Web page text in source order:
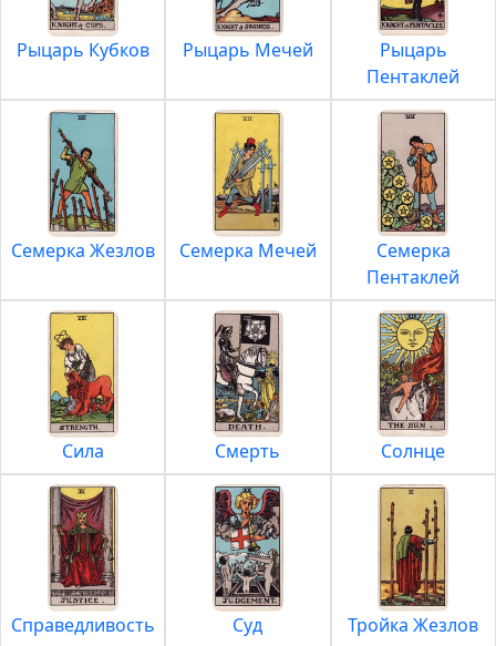
Рыцарь Кубков Рыцарь Мечей
Рыцарь
Пентаклей
Семерка Жезлов Семерка Мечей
Семерка
Пентаклей
Сила Смерть Солнце
Справедливость Суд Тройка Жезлов